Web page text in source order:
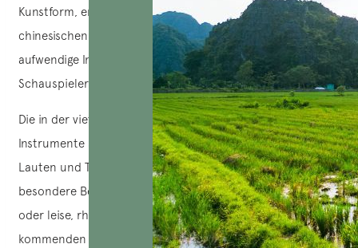
Kunstform, entstand im späten 12. Beeinflusst von der
chinesischen Oper, zeichnet sich das Tuồng durch seine
aufwendige Inszenierung aus, die Musik, Tanz,
Schauspielerei und reich verzierte Kostüme einbezieht.
Die in der vietnamesischen Musik – Tuồng verwendeten
Instrumente sind vielfältig und umfassen Trommeln,
Lauten und Trompeten, wobei der Trommel eine
besondere Bedeutung zukommt. Jeder Schlag, ob laut
oder leise, rhythmisiert die Handlung und nimmt die
kommenden Ereignisse auf der Bühne vorweg, was der